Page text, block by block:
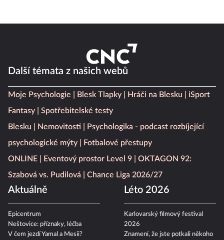
Další témata z našich webů
Moje Psychologie Blesk Tlapky Hráči na Blesku
iSport
Fantasy
Spotřebitelské testy
Blesku
Nemovitosti
Psychologika - podcast rozbíjející
psychologické mýty
Fotbalové přestupy
ONLINE
Eventový prostor Level 9
OKTAGON 92:
Szabová vs. Pudilová
Chance Liga 2026/27
Aktuálně
Epicentrum
Neštovice: příznaky, léčba
V čem jezdí Yamal a Mesii?
Léto 2026
Karlovarský filmový festival
2026
Znamení, že jste potkali někoho